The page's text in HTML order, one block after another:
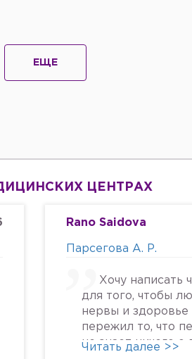
ЕЩЕ
ЦЕНТРАХ
Rano Saidova
Парсегова А. Р.
Хочу написать
для того, чтобы
нервы и здоровье
пережил то, что
не знает ничего о
Читать далее >>